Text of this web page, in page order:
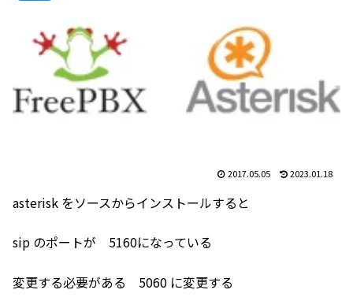
2017.05.05 2023.01.18
asterisk をソースからインストールすると
sip のポートが 5160になっている
変更する必要がある 5060 に変更する